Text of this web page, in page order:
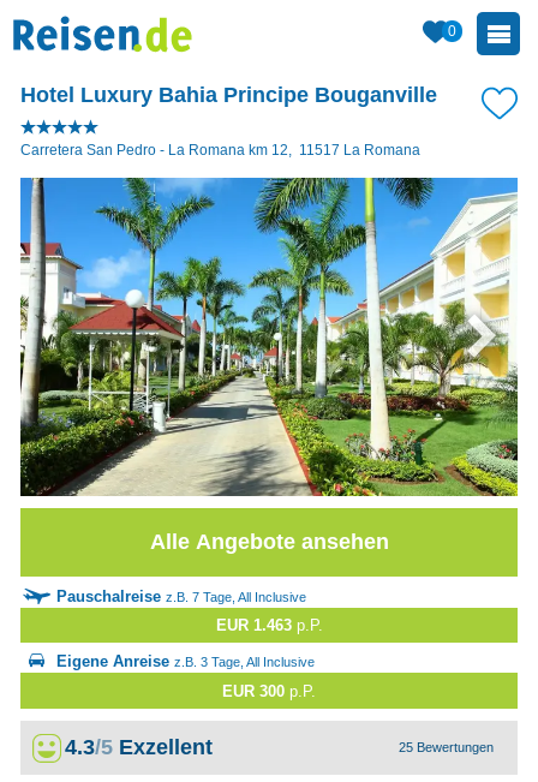
0
Hotel Luxury Bahia Principe Bouganville
Carretera San Pedro - La Romana km 12, 11517 La Romana
Alle Angebote ansehen
Pauschalreise z.B. 7 Tage, All Inclusive
EUR 1.463 p.P.
Eigene Anreise z.B. 3 Tage, All Inclusive
EUR 300 p.P.
4.3/5 Exzellent 25 Bewertungen